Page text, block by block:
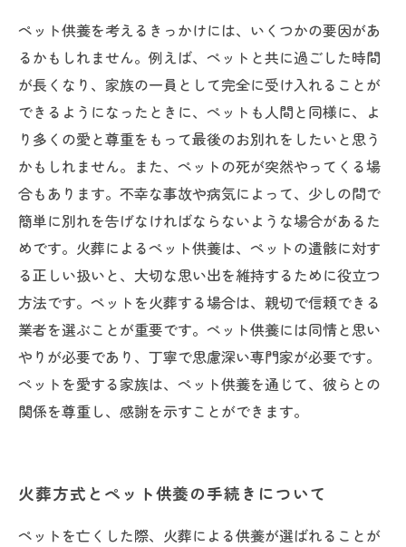
ペット供養を考えるきっかけには、いくつかの要因があ
るかもしれません。例えば、ペットと共に過ごした時間
が長くなり、家族の一員として完全に受け入れることが
できるようになったときに、ペットも人間と同様に、よ
り多くの愛と尊重をもって最後のお別れをしたいと思う
かもしれません。また、ペットの死が突然やってくる場
合もあります。不幸な事故や病気によって、少しの間で
簡単に別れを告げなければならないような場合があるた
めです。火葬によるペット供養は、ペットの遺骸に対す
る正しい扱いと、大切な思い出を維持するために役立つ
方法です。ペットを火葬する場合は、親切で信頼できる
業者を選ぶことが重要です。ペット供養には同情と思い
やりが必要であり、丁寧で思慮深い専門家が必要です。
ペットを愛する家族は、ペット供養を通じて、彼らとの
関係を尊重し、感謝を示すことができます。
火葬方式とペット供養の手続きについて
ペットを亡くした際、火葬による供養が選ばれることが